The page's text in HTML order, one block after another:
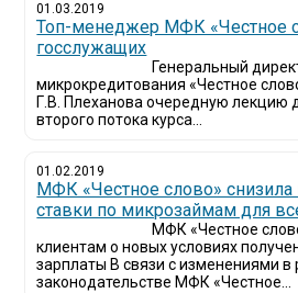
01.03.2019
Топ-менеджер МФК «Честное
госслужащих
Генеральный
микрокредитования «Честное
Г.В. Плеханова очередную лекцию
второго потока курса...
01.02.2019
МФК «Честное слово»
ставки по микрозаймам для
МФК «Честное
клиентам о новых условиях
зарплаты В связи с изменениями в
законодательстве МФК «Честное...